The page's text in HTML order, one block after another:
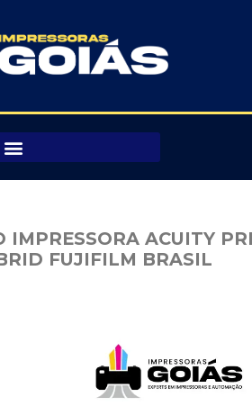
IMPRESSORA ACUITY
FUJIFILM BRASIL